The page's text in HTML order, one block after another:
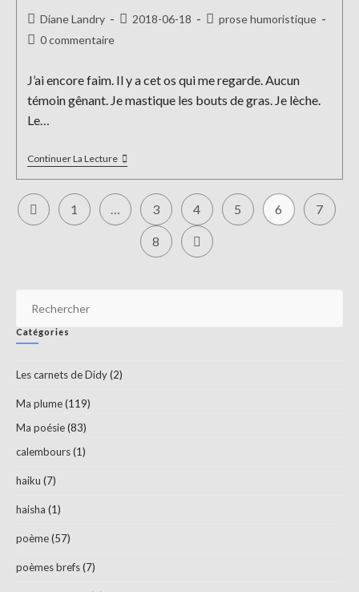
Auteur/autrice
de
Diane Landry
Publication
2018-06-18
Postprose humoristique
Commentaires
la
publication :
0 commentaire
J’ai encore faim. Il y a cet os qui me regarde. Aucun
témoin gênant. Je mastique les bouts de gras. Je lèche.
Le…
Continuer La LectureCommencer
Par
La
Faim
Go to the previous page
1 … 3 4 5 6 7
8 Aller à la page suivante
Catégories
Les carnets de Didy(2)
Ma plume(119)
Ma poésie(83)
calembours(1)
haiku (7)
haisha (1)
poème(57)
poèmes brefs(7)